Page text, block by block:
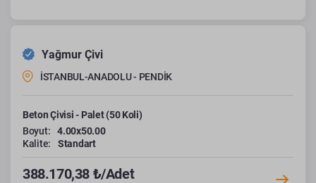
Yağmur Çivi
İSTANBUL-ANADOLU - PENDİK
Beton Çivisi - Palet (50 Koli)
Boyut:
4.00x50.00
Kalite:
Standart
388.170,38 ₺/Adet